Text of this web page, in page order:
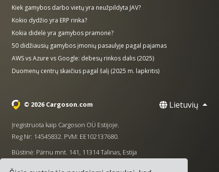
Kiek gamybos darbo vietų yra neužpildyta JAV?
Kokio dydžio yra ERP rinka?
Kokia didelė yra gamybos pramonė?
50 didžiausių gamybos įmonių pasaulyje pagal pajamas
AWS vs Azure vs Google: debesų rinkos dalis (2025)
Duomenų centrų skaičius pagal šalį (2025 m. lapkritis)
© 2026 Cargoson.com Lietuvių
Įregistruota kaip Cargoson OÜ Estijoje.
Reg Nr: 14545832. PVM: EE102137680.
Būstinė: Pärnu mnt. 141, 11314 Talinas, Estija
+372 5555 0028